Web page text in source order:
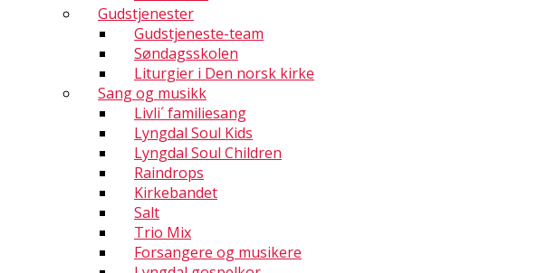
Gudstjenester
Gudstjeneste-team
Søndagsskolen
Liturgier i Den norsk kirke
Sang og musikk
Livli´ familiesang
Lyngdal Soul Kids
Lyngdal Soul Children
Raindrops
Kirkebandet
Salt
Trio Mix
Forsangere og musikere